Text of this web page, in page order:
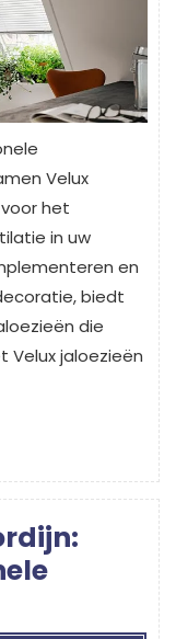
Velux
het
in uw
en
biedt
die
Velux jaloezieën